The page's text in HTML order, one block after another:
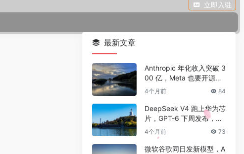
立即入驻
最新文章
Anthropic 年化收入突破 3
00 亿，Meta 也要开源新
一代 AI 模型
4个月前 84
DeepSeek V4 跑上华为芯
片，GPT-6 下周发布，AI
竞争进入新阶段
4个月前 73
微软谷歌同日发新模型，A